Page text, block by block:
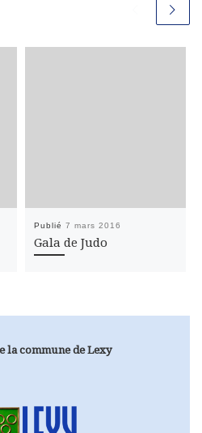
Publié 7 mars 2016
Gala de Judo
la commune de Lexy